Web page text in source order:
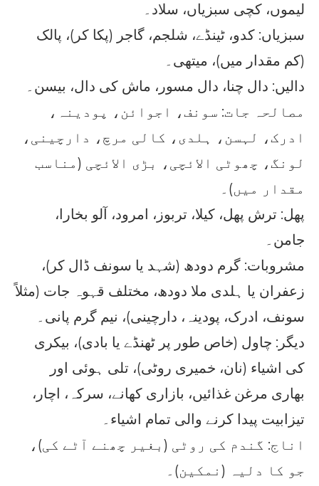
لیموں، کچی سبزیاں، سلاد۔
سبزیاں: کدو، ٹینڈے، شلجم، گاجر (پکا کر)، پالک
(کم مقدار میں)، میتھی۔
دالیں: دال چنا، دال مسور، ماش کی دال، بیسن۔
مصالحہ جات: سونف، اجوائن، پودینہ،
ادرک، لہسن، ہلدی، کالی مرچ، دارچینی،
لونگ، چھوٹی الائچی، بڑی الائچی (مناسب
مقدار میں)۔
پھل: ترش پھل، کیلا، تربوز، امرود، آلو بخارا،
جامن۔
مشروبات: گرم دودھ (شہد یا سونف ڈال کر)،
زعفران یا ہلدی ملا دودھ، مختلف قہوہ جات (مثلاً
سونف، ادرک، پودینہ، دارچینی)، نیم گرم پانی۔
دیگر: چاول (خاص طور پر ٹھنڈے یا بادی)، بیکری
کی اشیاء (نان، خمیری روٹی)، تلی ہوئی اور
بھاری مرغن غذائیں، بازاری کھانے، سرکہ، اچار،
تیزابیت پیدا کرنے والی تمام اشیاء۔
اناج: گندم کی روٹی (بغیر چھنے آٹے کی)،
جو کا دلیہ (نمکین)۔